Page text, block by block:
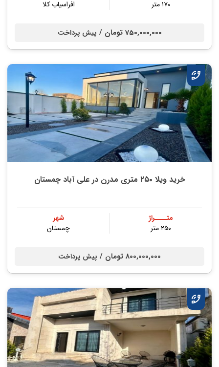
۱۷۰ متر افراسیاب کلا
750,000,000 تومان / پیش پرداخت
خرید ویلا ۲۵۰ متری مدرن در علی آباد چمستان
متــــراژ
۲۵۰ متر
شهر
چمستان
800,000,000 تومان / پیش پرداخت